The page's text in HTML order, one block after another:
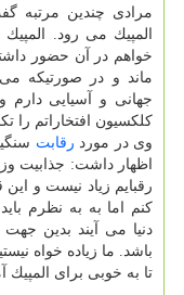
مرادی چندین مرتبه
المپیك می رود.
خواهم در آن حضور
ماند و در صورتیكه
جهانی و آسیایی دارم
كلكسیون افتخاراتم را
وی در مورد رقابت
اظهار داشت: جذابیت
رقبایم زیاد نیست و این
كنم اما به به نظرم
دنیا می آیند بدین
باشد. ما زیاده خواه
تا به خوبی برای المپیك